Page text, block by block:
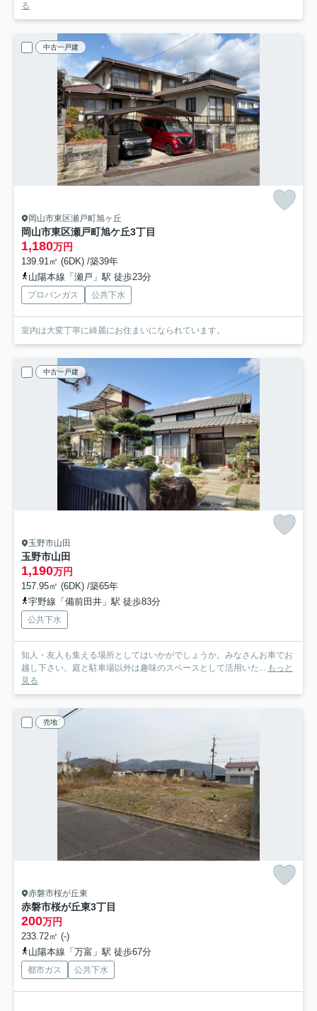
る
中古一戸建
岡山市東区瀬戸町旭ヶ丘
岡山市東区瀬戸町旭ケ丘3丁目
1,180万円
139.91㎡ (6DK) /築39年
山陽本線「瀬戸」駅 徒歩23分
プロパンガス 公共下水
室内は大変丁寧に綺麗にお住まいになられています。
中古一戸建
玉野市山田
玉野市山田
1,190万円
157.95㎡ (6DK) /築65年
宇野線「備前田井」駅 徒歩83分
公共下水
知人・友人も集える場所としてはいかがでしょうか。みなさんお車でお
越し下さい。庭と駐車場以外は趣味のスペースとして活用いた... もっと
見る
売地
赤磐市桜が丘東
赤磐市桜が丘東3丁目
200万円
233.72㎡ (-)
山陽本線「万富」駅 徒歩67分
都市ガス 公共下水